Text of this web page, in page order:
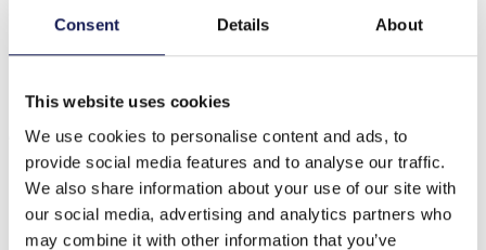
Consent Details About
This website uses cookies
We use cookies to personalise content and ads, to
provide social media features and to analyse our traffic.
We also share information about your use of our site with
our social media, advertising and analytics partners who
may combine it with other information that you’ve
elegant vervaardigd met een opvallend
gouddraadontwerp tegen een ongerepte witt…Meer
Anderen kochten ook